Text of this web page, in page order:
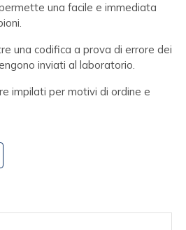
una facile e immediata
una codifica a prova di errore dei
inviati al laboratorio.
impilati per motivi di ordine e